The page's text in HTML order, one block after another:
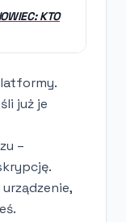
KTO
już je
–